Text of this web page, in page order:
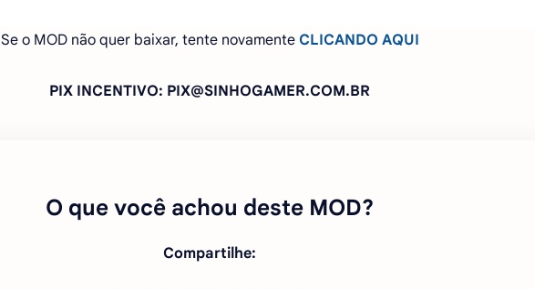
Se o MOD não quer baixar, tente novamente CLICANDO AQUI
PIX INCENTIVO: PIX@SINHOGAMER.COM.BR
O que você achou deste MOD?
Compartilhe: